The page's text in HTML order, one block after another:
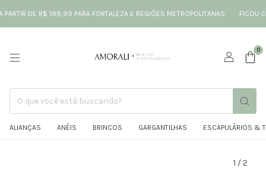
DE R$ 199,99 PARA FORTALEZA E REGIÕES METROPOLITANAS FICOU
0
ALIANÇAS ANÉIS BRINCOS GARGANTILHAS ESCAPULÁRIOS &
1 /2